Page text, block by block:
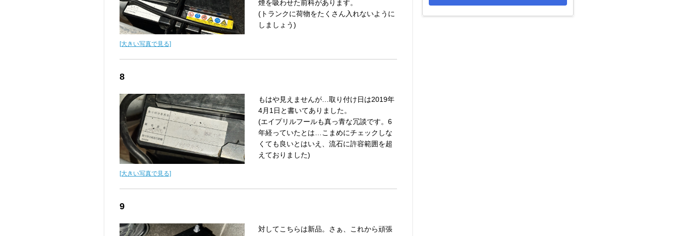
[大きい写真で見る]
煙を吸わせた前科があります。
(トランクに荷物をたくさん入れないように
しましょう)
8
[大きい写真で見る]
もはや見えませんが…取り付け日は2019年
4月1日と書いてありました。
(エイプリルフールも真っ青な冗談です。6
年経っていたとは…こまめにチェックしな
くても良いとはいえ、流石に許容範囲を超
えておりました)
9
対してこちらは新品。さぁ、これから頑張